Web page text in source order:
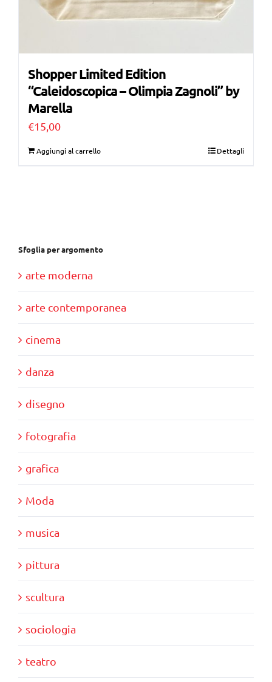
Shopper Limited Edition
“Caleidoscopica – Olimpia Zagnoli” by
Marella
€15,00
Aggiungi al carrello Dettagli
Sfoglia per argomento
arte moderna
arte contemporanea
cinema
danza
disegno
fotografia
grafica
Moda
musica
pittura
scultura
sociologia
teatro